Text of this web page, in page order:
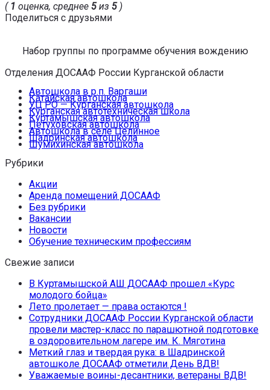
( 1 оценка, среднее 5из 5)
Поделиться с друзьями
Набор группы по программе обучения вождению
Отделения ДОСААФ России Курганской области
Автошкола в р.п. Варгаши
Катайская автошкола
УЦ РО — Курганская автошкола
Курганская автотехническая школа
Куртамышская автошкола
Петуховская автошкола
Автошкола в селе Целинное
Шадринская автошкола
Шумихинская автошкола
Рубрики
Акции
Аренда помещений ДОСААФ
Без рубрики
Вакансии
Новости
Обучение техническим профессиям
Свежие записи
В Куртамышской АШ ДОСААФ прошел «Курс
молодого бойца»
Лето пролетает — права остаются !
Сотрудники ДОСААФ России Курганской области
провели мастер-класс по парашютной подготовке
в оздоровительном лагере им. К. Мяготина
Меткий глаз и твердая рука: в Шадринской
автошколе ДОСААФ отметили День ВДВ!
Уважаемые воины-десантники, ветераны ВДВ!